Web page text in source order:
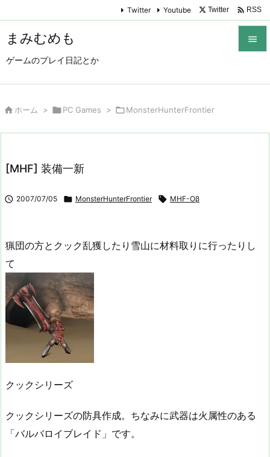
まみむめも
ゲームのプレイ日記とか

Twitter Youtube Twitter  RSS
 ホーム > PC Games > MonsterHunterFrontier
[MHF] 装備一新
 2007/07/05  MonsterHunterFrontier  MHF-Oβ
猟団の方とクック乱獲したり雪山に材料取りに行ったりし
て
クックシリーズ
クックシリーズの防具作成。ちなみに武器は火属性のある
「バルバロイブレイド」です。